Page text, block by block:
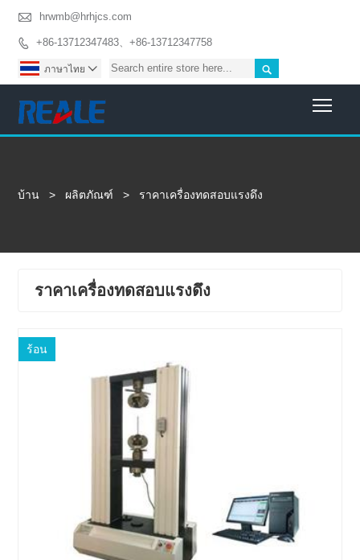
 hrwmb@hrhjcs.com
 +86-13712347483、+86-13712347758

ภาษาไทย 
บ้าน > ผลิตภัณฑ์ > ราคาเครื่องทดสอบแรงดึง
ราคาเครื่องทดสอบแรงดึง
ร้อน